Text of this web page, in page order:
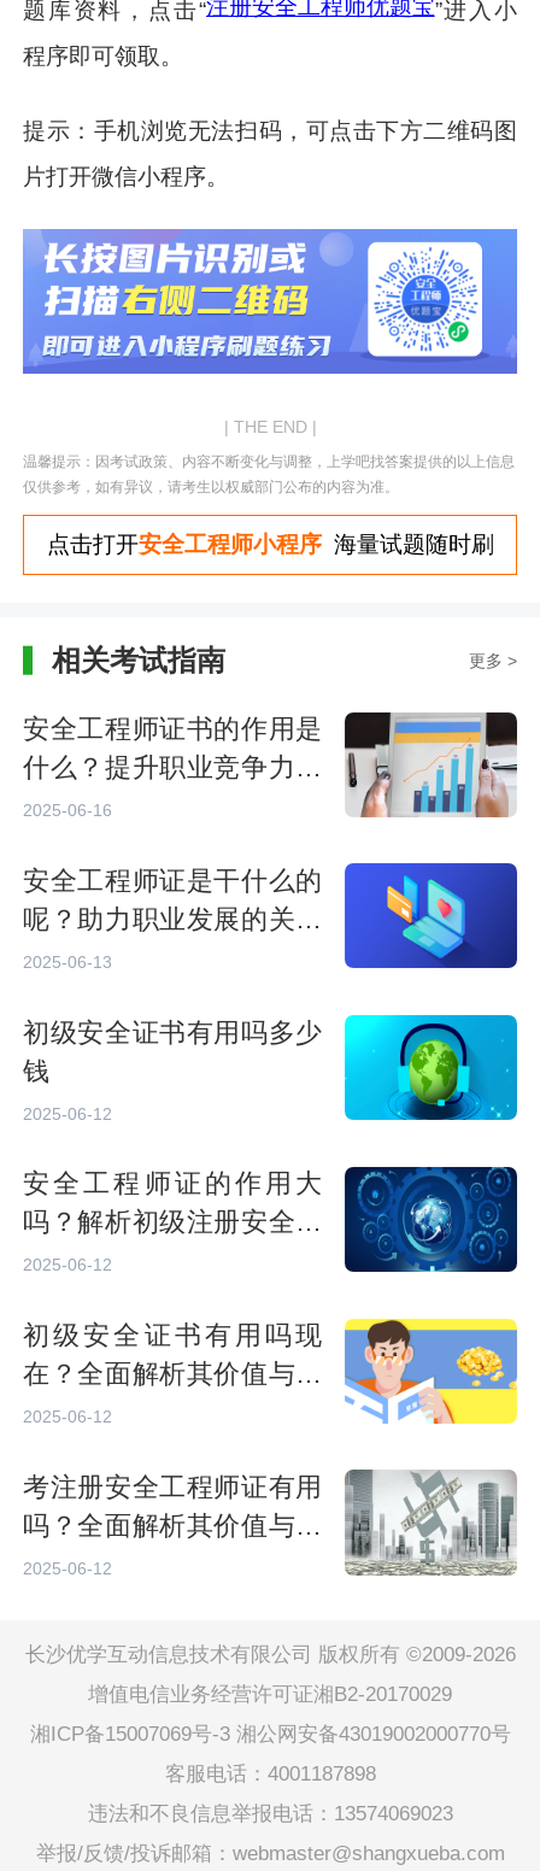
题库资料，点击“注册安全工程师优题宝”进入小
程序即可领取。
提示：手机浏览无法扫码，可点击下方二维码图
片打开微信小程序。
| THE END |
温馨提示：因考试政策、内容不断变化与调整，上学吧找答案提供的以上信息
仅供参考，如有异议，请考生以权威部门公布的内容为准。
点击打开安全工程师小程序海量试题随时刷
相关考试指南 更多 >
安全工程师证书的作用是
什么？提升职业竞争力与
发展前景
2025-06-16
安全工程师证是干什么的
呢？助力职业发展的关键
认证
2025-06-13
初级安全证书有用吗多少
钱
2025-06-12
安全工程师证的作用大
吗？解析初级注册安全工
程师的职业价值与发展前
2025-06-12
初级安全证书有用吗现
在？全面解析其价值与前
景
2025-06-12
考注册安全工程师证有用
吗？全面解析其价值与前
景
2025-06-12
长沙优学互动信息技术有限公司 版权所有 ©2009-2026
增值电信业务经营许可证湘B2-20170029
湘ICP备15007069号-3 湘公网安备43019002000770号
客服电话：4001187898
违法和不良信息举报电话：13574069023
举报/反馈/投诉邮箱：webmaster@shangxueba.com